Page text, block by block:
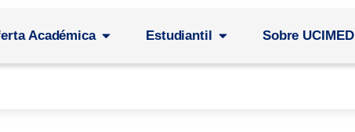
Académica Estudiantil Sobre UCIMED